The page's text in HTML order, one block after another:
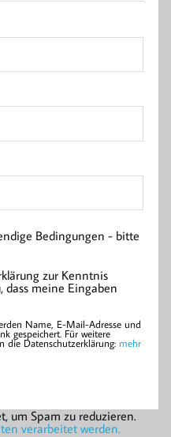
Bedingungen - bitte
zur Kenntnis
meine Eingaben
Name, E-Mail-Adresse und
gespeichert. Für weitere
die Datenschutzerklärung: mehr
um Spam zu reduzieren.
verarbeitet werden.